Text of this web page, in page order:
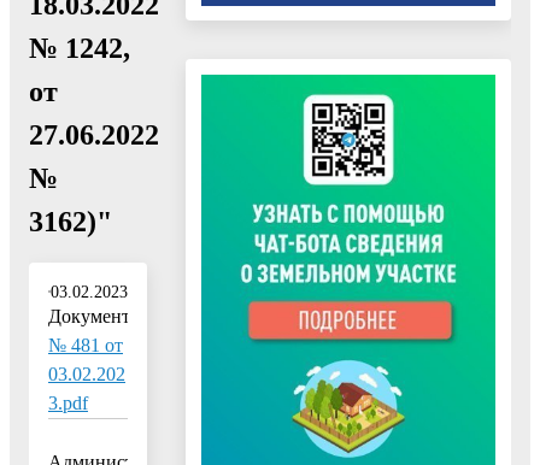
№ 1242,
от
27.06.2022
№
3162)"
03.02.2023
Документ:
№ 481 от
03.02.202
3.pdf